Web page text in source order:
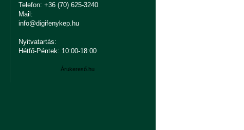
Telefon: +36 (70) 625-3240
Mail:
info@digifenykep.hu
Nyitvatartás:
Hétfő-Péntek: 10:00-18:00
Árukereső.hu